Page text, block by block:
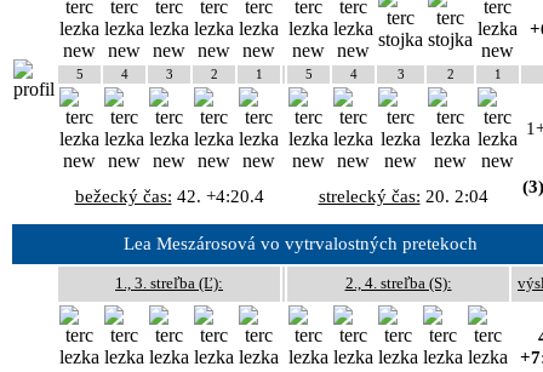
5 4 3 2 1 5 4 3 2 1
bežecký čas: 42. +4:20.4 strelecký čas: 20. 2:04 (3)
Lea Meszárosová vo vytrvalostných pretekoch
1., 3. streľba (Ľ): 2., 4. streľba (S):